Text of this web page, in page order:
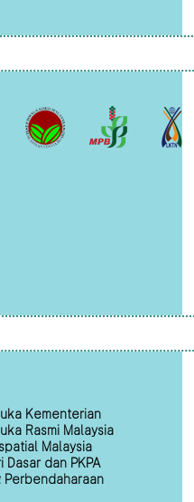
Kementerian
Rasmi Malaysia
Malaysia
Dasar dan PKPA
Perbendaharaan